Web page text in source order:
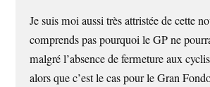
Je suis moi aussi très attristée de cette
comprends pas pourquoi le GP ne
malgré l’absence de fermeture aux
alors que c’est le cas pour le Gran